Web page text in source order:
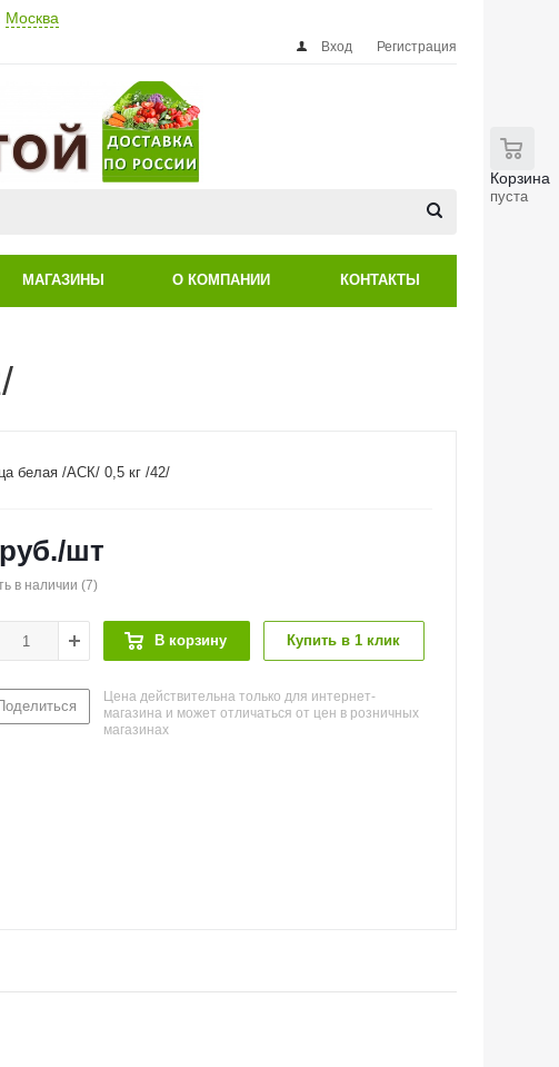
Москва
Вход Регистрация
Корзина
пуста
МАГАЗИНЫ О КОМПАНИИ КОНТАКТЫ
белая /АСК/ 0,5 кг /42/
руб./шт
в наличии (7)
В корзину Купить в 1 клик
Цена действительна только для интернет-
магазина и может отличаться от цен в розничных
магазинах